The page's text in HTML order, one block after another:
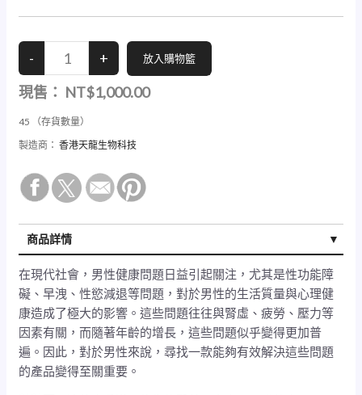
現售： NT$1,000.00
45 （存貨數量）
製造商：香港天龍生物科技
商品詳情
商品規格
在現代社會，男性健康問題日益引起關注，尤其是性功能障
礙、早洩、性慾減退等問題，對於男性的生活質量與心理健
康造成了極大的影響。這些問題往往與腎虛、疲勞、壓力等
因素有關，而隨著年齡的增長，這些問題似乎變得更加普
遍。因此，對於男性來說，尋找一款能夠有效解決這些問題
的產品變得至關重要。